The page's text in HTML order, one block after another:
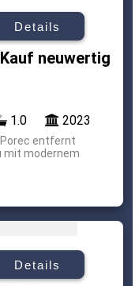
Details
neuwertig
1.0 2023
entfernt
mit modernem
Details